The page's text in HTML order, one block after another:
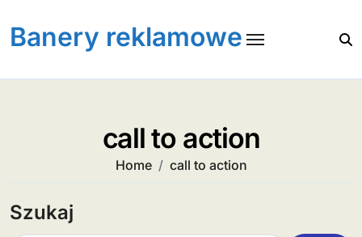
content
Banery reklamowe
call to action
Home call to action
Szukaj